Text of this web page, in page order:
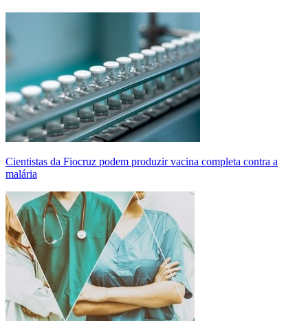
Cientistas da Fiocruz podem produzir vacina completa contra a
malária